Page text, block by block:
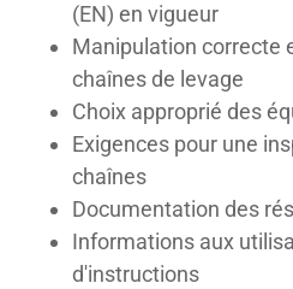
(EN) en vigueur
Manipulation correcte
chaînes de levage
Choix approprié des
Exigences pour une
chaînes
Documentation des
Informations aux
d'instructions